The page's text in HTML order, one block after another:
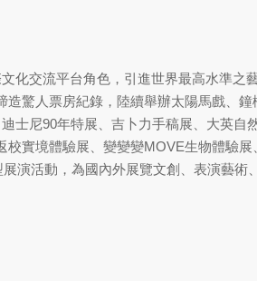
化交流平台角色，引進世界最高水準之
驚人票房紀錄，陸續舉辦太陽馬戲、鐘
士尼90年特展、吉卜力手稿展、大英自
實境體驗展、變變變MOVE生物體驗展
演活動，為國內外展覽文創、表演藝術